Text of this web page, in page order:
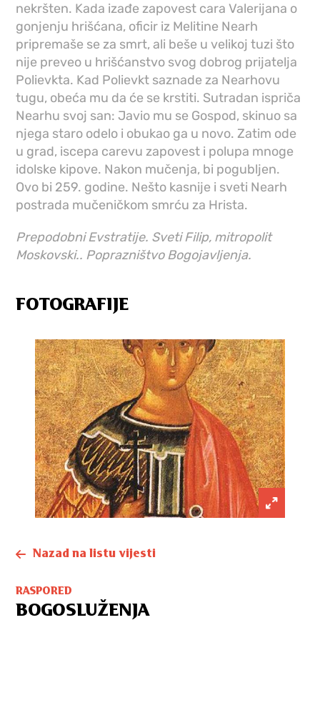
nekršten. Kada izađe zapovest cara Valerijana o
gonjenju hrišćana, oficir iz Melitine Nearh
pripremaše se za smrt, ali beše u velikoj tuzi što
nije preveo u hrišćanstvo svog dobrog prijatelja
Polievkta. Kad Polievkt saznade za Nearhovu
tugu, obeća mu da će se krstiti. Sutradan ispriča
Nearhu svoj san: Javio mu se Gospod, skinuo sa
njega staro odelo i obukao ga u novo. Zatim ode
u grad, iscepa carevu zapovest i polupa mnoge
idolske kipove. Nakon mučenja, bi pogubljen.
Ovo bi 259. godine. Nešto kasnije i sveti Nearh
postrada mučeničkom smrću za Hrista.
Prepodobni Evstratije. Sveti Filip, mitropolit
Moskovski.. Poprazništvo Bogojavljenja.
FOTOGRAFIJE
Nazad na listu vijesti
RASPORED
BOGOSLUŽENJA